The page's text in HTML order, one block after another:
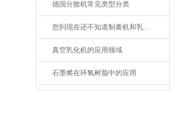
德国分散机常见类型分类
您到现在还不知道制膏机和乳化机有什么区别吗？我来告诉您
真空乳化机的应用领域
石墨烯在环氧树脂中的应用